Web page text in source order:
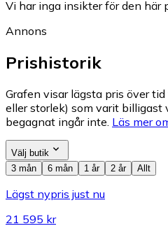
Vi har inga insikter för den här
Annons
Prishistorik
Grafen visar lägsta pris över
eller storlek) som varit billigast
begagnat ingår inte. Läs mer
Välj butik
3 mån
6 mån 1 år 2 år Allt
Lägst nypris just nu
21 595 kr